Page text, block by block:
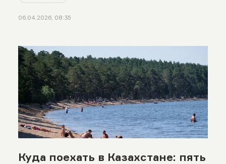
06.04.2026, 08:35
Куда поехать в Казахстане: пять